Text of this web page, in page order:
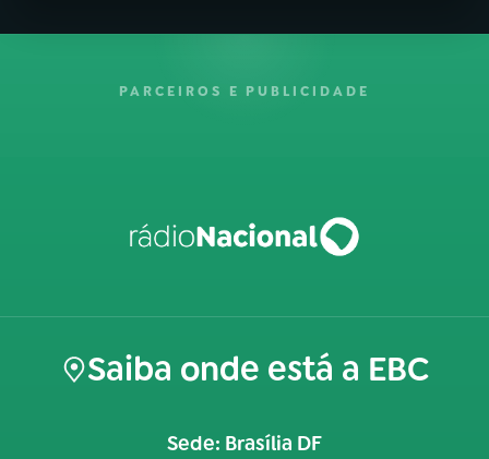
PARCEIROS E PUBLICIDADE
Saiba onde está a EBC
Sede: Brasília DF